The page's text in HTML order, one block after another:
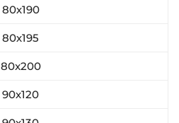
80х190
80х195
80x200
90х120